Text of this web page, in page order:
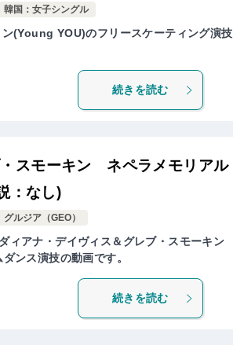
韓国：女子シングル
(Young YOU)のフリースケーティング演技
続きを読む
スモーキン ネペラメモリアル
：なし)
グルジア（GEO）
ィアナ・デイヴィス＆グレブ・スモーキン
ンス演技の動画です。
続きを読む